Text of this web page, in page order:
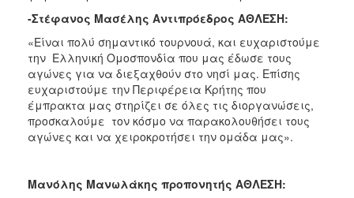
-Στέφανος Μασέλης Αντιπρόεδρος ΑΘΛΕΣΗ:
«Είναι πολύ σημαντικό τουρνουά, και ευχαριστούμε
την Ελληνική Ομοσπονδία που μας έδωσε τους
αγώνες για να διεξαχθούν στο νησί μας. Επίσης
ευχαριστούμε την Περιφέρεια Κρήτης που
έμπρακτα μας στηρίζει σε όλες τις διοργανώσεις,
προσκαλούμε τον κόσμο να παρακολουθήσει τους
αγώνες και να χειροκροτήσει την ομάδα μας».
Μανόλης Μανωλάκης προπονητής ΑΘΛΕΣΗ: